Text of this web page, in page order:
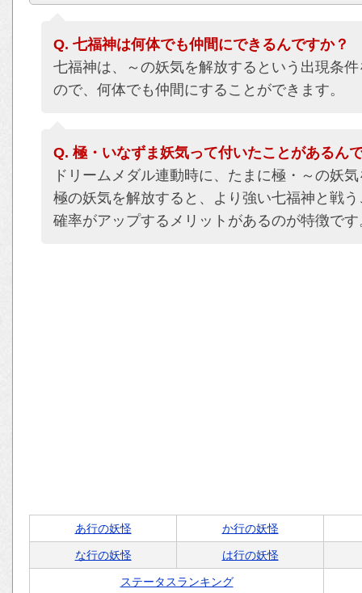
Q. 七福神は何体でも仲間にできるんですか？
七福神は、～の妖気を解放するという出現条
ので、何体でも仲間にすることができます。
Q. 極・いなずま妖気って付いたことがあるん
ドリームメダル連動時に、たまに極・～の妖
極の妖気を解放すると、より強い七福神と戦
確率がアップするメリットがあるのが特徴です
あ行の妖怪 か行の妖怪
な行の妖怪 は行の妖怪
ステータスランキング